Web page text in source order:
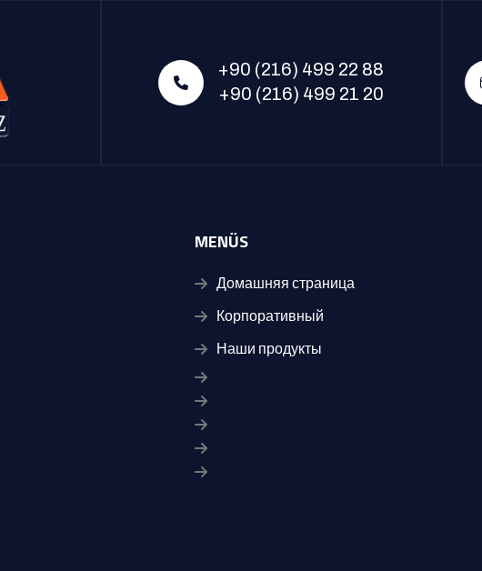
+90 (216) 499 22 88
+90 (216) 499 21 20
MENÜS
Домашняя страница
Корпоративный
Наши продукты